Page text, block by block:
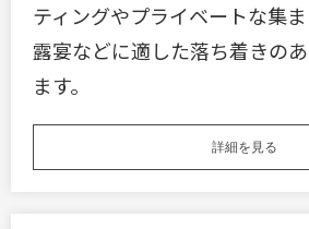
ティングやプライベートな集
露宴などに適した落ち着きの
ます。
詳細を見る